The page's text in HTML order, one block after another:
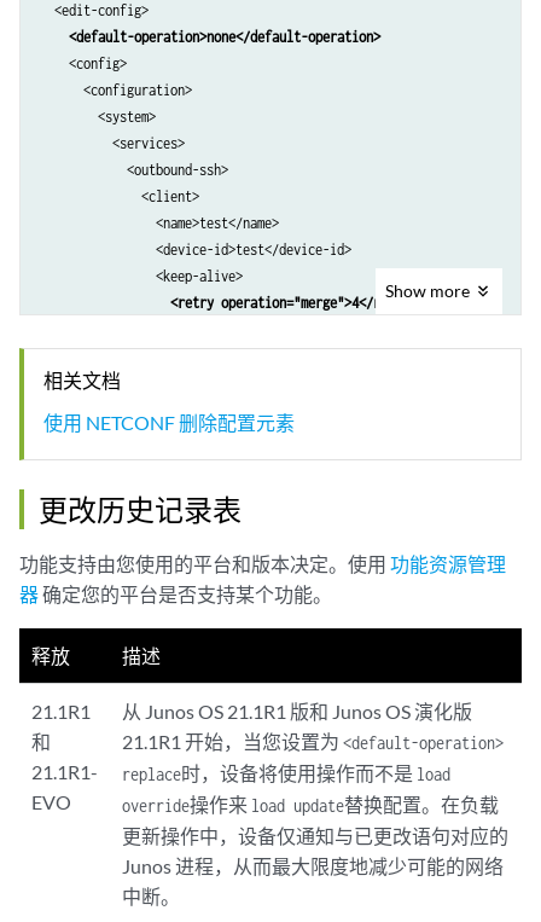
  <edit-config>
<default-operation>none</default-operation>
    <config>
      <configuration>
        <system>
          <services>
            <outbound-ssh>
              <client>
                <name>test</name>
                <device-id>test</device-id>
                <keep-alive>
<retry operation="merge">4</retry>
              </client>
            </outbound-ssh>
          </services>
        </system>
    </config>
</rpc>
Show more
相关文档
使用 NETCONF 删除配置元素
更改历史记录表
功能支持由您使用的平台和版本决定。使用 功能资源管理
器确定您的平台是否支持某个功能。
释放 描述
21.1R1
和
21.1R1-
EVO
从 Junos OS 21.1R1 版和 Junos OS 演化版
21.1R1 开始，当您设置为 <default-operation>
replace时，设备将使用操作而不是 load
override操作来 load update替换配置。在负载
更新操作中，设备仅通知与已更改语句对应的
Junos 进程，从而最大限度地减少可能的网络
中断。